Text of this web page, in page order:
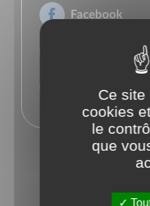
Facebook
Ce site
cookies
le
que